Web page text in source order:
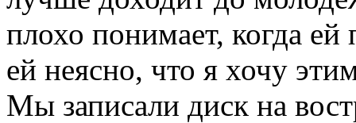
плохо понимает, когда
ей неясно, что я хочу
Мы записали диск на